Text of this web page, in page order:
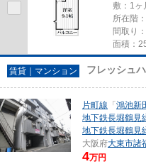
敷：1ヶ
所在階
間取り
面積：
賃貸｜マンション フレッシュ
片町線 「 鴻池新
地下鉄長堀鶴見
地下鉄長堀鶴見
大阪府大東市諸
4万円